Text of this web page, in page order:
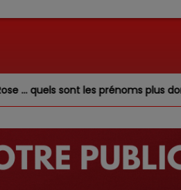
prénoms plus donnés chez nous ?